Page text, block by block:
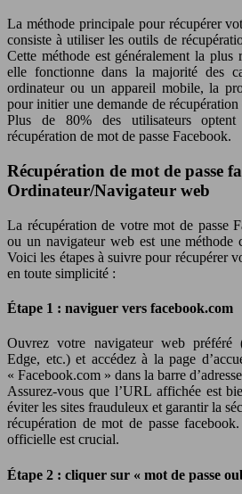
La méthode principale pour récupérer
consiste à utiliser les outils de
Cette méthode est généralement la
elle fonctionne dans la majorité des
ordinateur ou un appareil mobile, la
pour initier une demande de
Plus de 80% des utilisateurs
récupération de mot de passe Facebook.
Récupération de mot de passe
Ordinateur/Navigateur web
La récupération de votre mot de passe
ou un navigateur web est une méthode
Voici les étapes à suivre pour récupérer
en toute simplicité :
Étape 1 : naviguer vers facebook.com
Ouvrez votre navigateur web préféré
Edge, etc.) et accédez à la page
« Facebook.com » dans la barre
Assurez-vous que l’URL affichée est
éviter les sites frauduleux et garantir la
récupération de mot de passe
officielle est crucial.
Étape 2 : cliquer sur « mot de passe